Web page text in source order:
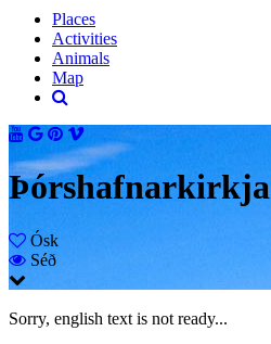
Places
Activities
Animals
Map
Þórshafnarkirkja
Ósk
Séð
Sorry, english text is not ready...